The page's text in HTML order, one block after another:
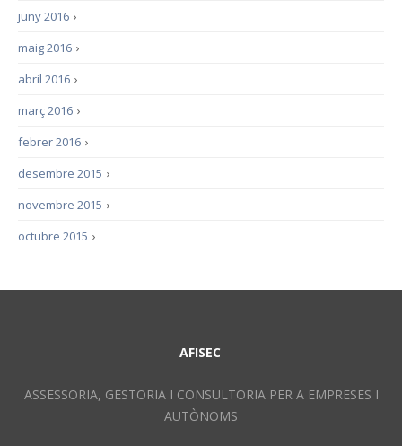
›
juny 2016
›
maig 2016
›
abril 2016
›
març 2016
›
febrer 2016
›
desembre 2015
›
novembre 2015
›
octubre 2015
AFISEC
ASSESSORIA, GESTORIA I CONSULTORIA PER A EMPRESES I
AUTÒNOMS